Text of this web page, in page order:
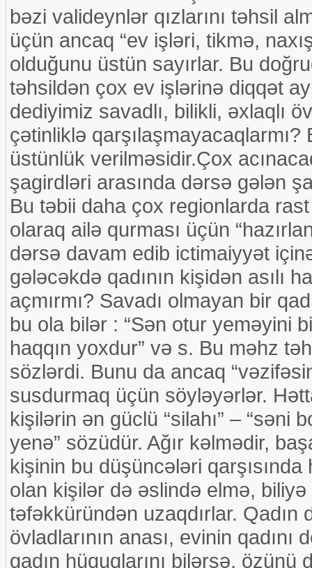
bəzi valideynlər qızlarını təhsil
üçün ancaq “ev işləri, tikmə,
olduğunu üstün sayırlar. Bu
təhsildən çox ev işlərinə diqqət
dediyimiz savadlı, bilikli, əxlaqlı
çətinliklə
üstünlük verilməsidir.Çox
şagirdləri arasında dərsə gələn
Bu təbii daha çox regionlarda rast
olaraq ailə qurması üçün
dərsə davam edib ictimaiyyət
gələcəkdə qadının kişidən asılı
açmırmı? Savadı olmayan bir
bu ola bilər : “Sən otur yeməyini
haqqın yoxdur” və s. Bu məhz
sözlərdi. Bunu da ancaq
susdurmaq üçün söyləyərlər.
kişilərin ən güclü “silahı” –
yenə” sözüdür. Ağır kəlmədir,
kişinin bu düşüncələri
olan kişilər də əslində elmə,
təfəkküründən uzaqdırlar. Qadın
övladlarının anası, evinin
qadın hüquqlarını bilərsə,